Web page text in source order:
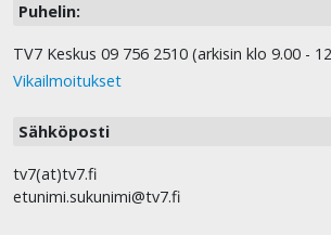
Puhelin:
TV7 Keskus 09 756 2510 (arkisin klo 9.00 -
Vikailmoitukset
Sähköposti
tv7(at)tv7.fi
etunimi.sukunimi@tv7.fi